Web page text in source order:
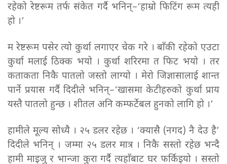
रहेको रेष्टरूम तर्फ संकेत गर्दै भनिन्–‘हाम्रो फिटिंग रूम त्यही
हो ।’
म रेष्टरूम पसेर त्यो कुर्था लगाएर चेक गरे । बाँकी रहेको एउटा
कुर्था मलाई ठिक्क भयो । कुर्था शरिरमा त फिट भयो । तर
कताकता निकै पातलो जस्तो लाग्यो । मेरो जिज्ञासालाई शान्त
पार्ने प्रयास गर्दै दिदीले भनिन्–‘खासमा केटीहरुको कुर्था प्राय
यस्तै पातलो हुन्छ । शीतल अनि कम्फर्टेबल हुनको लागि हो ।’
हामीले मूल्य सोध्यै । २५ डलर रहेछ । ‘क्यासै (नगद) नै देउ है’
दिदीले भनिन् । जम्मा २५ डलर मात्र । निकै सस्तो रहेछ भन्दै
हामी माइजु र भान्जा कुरा गर्दै त्यहाँबाट घर फर्किइयो । सस्तो